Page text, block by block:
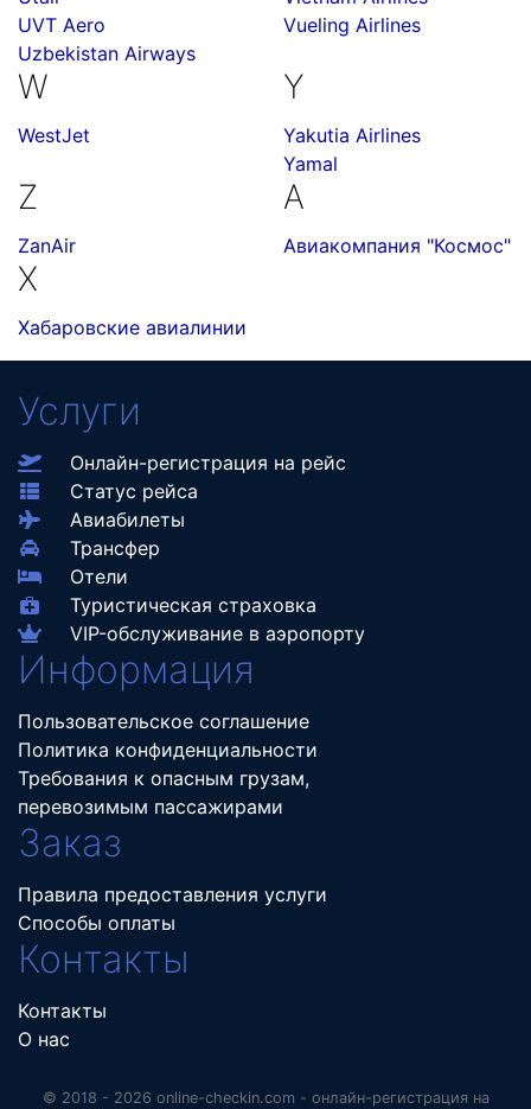
UVT Aero
Uzbekistan Airways
Vueling Airlines
W
WestJet
Y
Yakutia Airlines
Yamal
Z
ZanAir
А
Авиакомпания "Космос"
Х
Хабаровские авиалинии
Услуги
Онлайн-регистрация на рейс
Статус рейса
Авиабилеты
Трансфер
Отели
Туристическая страховка
VIP-обслуживание в аэропорту
Информация
Пользовательское соглашение
Политика конфиденциальности
Требования к опасным грузам,
перевозимым пассажирами
Заказ
Правила предоставления услуги
Способы оплаты
Контакты
Контакты
О нас
© 2018 - 2026 online-checkin.com - онлайн-регистрация на